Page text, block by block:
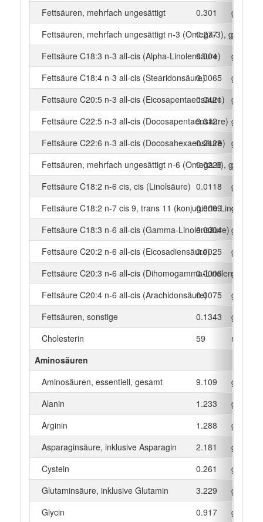
Fettsäuren, mehrfach ungesättigt
0.301
g
Fettsäuren, mehrfach ungesättigt n-3 (Omega-3), gesamt
0.277
g
Fettsäure C18:3 n-3 all-cis (Alpha-Linolensäure)
0.004
g
Fettsäure C18:4 n-3 all-cis (Stearidonsäure)0.0065
g
Fettsäure C20:5 n-3 all-cis (Eicosapentaensäure)
0.0421
g
Fettsäure C22:5 n-3 all-cis (Docosapentaensäure)
0.012
g
Fettsäure C22:6 n-3 all-cis (Docosahexaensäure)
0.2128
g
Fettsäuren, mehrfach ungesättigt n-6 (Omega-6), gesamt
0.0228
g
Fettsäure C18:2 n-6 cis, cis (Linolsäure) 0.0118
g
Fettsäure C18:2 n-7 cis 9, trans 11 (konjugierte Linolsäure)
0.0009
g
Fettsäure C18:3 n-6 all-cis (Gamma-Linolensäure)
0.0004
g
Fettsäure C20:2 n-6 all-cis (Eicosadiensäure)0.0025
g
Fettsäure C20:3 n-6 all-cis (Dihomogamma-Linolensäure)
0.0006
g
Fettsäure C20:4 n-6 all-cis (Arachidonsäure)0.0075
g
Fettsäuren, sonstige
0.1343
g
Cholesterin
59
mg
Aminosäuren
Aminosäuren, essentiell, gesamt
9.109
g
Alanin
1.233
g
Arginin
1.288
g
Asparaginsäure, inklusive Asparagin
2.181
g
Cystein
0.261
g
Glutaminsäure, inklusive Glutamin
3.229
g
Glycin
0.917
g